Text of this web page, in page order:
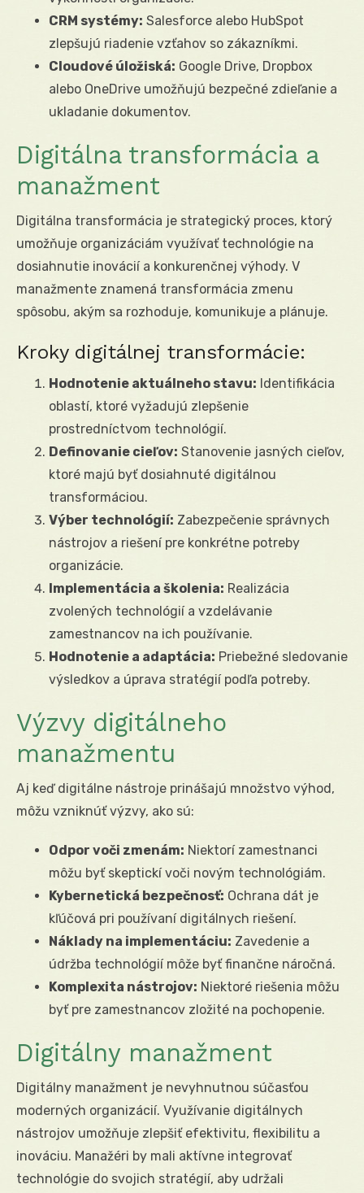
CRM systémy: Salesforce alebo HubSpot
zlepšujú riadenie vzťahov so zákazníkmi.
Cloudové úložiská: Google Drive, Dropbox
alebo OneDrive umožňujú bezpečné zdieľanie a
ukladanie dokumentov.
Digitálna transformácia a
manažment
Digitálna transformácia je strategický proces, ktorý
umožňuje organizáciám využívať technológie na
dosiahnutie inovácií a konkurenčnej výhody. V
manažmente znamená transformácia zmenu
spôsobu, akým sa rozhoduje, komunikuje a plánuje.
Kroky digitálnej transformácie:
Hodnotenie aktuálneho stavu: Identifikácia
oblastí, ktoré vyžadujú zlepšenie
prostredníctvom technológií.
Definovanie cieľov: Stanovenie jasných cieľov,
ktoré majú byť dosiahnuté digitálnou
transformáciou.
Výber technológií: Zabezpečenie správnych
nástrojov a riešení pre konkrétne potreby
organizácie.
Implementácia a školenia: Realizácia
zvolených technológií a vzdelávanie
zamestnancov na ich používanie.
Hodnotenie a adaptácia: Priebežné sledovanie
výsledkov a úprava stratégií podľa potreby.
Výzvy digitálneho
manažmentu
Aj keď digitálne nástroje prinášajú množstvo výhod,
môžu vzniknúť výzvy, ako sú:
Odpor voči zmenám: Niektorí zamestnanci
môžu byť skeptickí voči novým technológiám.
Kybernetická bezpečnosť: Ochrana dát je
kľúčová pri používaní digitálnych riešení.
Náklady na implementáciu: Zavedenie a
údržba technológií môže byť finančne náročná.
Komplexita nástrojov: Niektoré riešenia môžu
byť pre zamestnancov zložité na pochopenie.
Digitálny manažment
Digitálny manažment je nevyhnutnou súčasťou
moderných organizácií. Využívanie digitálnych
nástrojov umožňuje zlepšiť efektivitu, flexibilitu a
inováciu. Manažéri by mali aktívne integrovať
technológie do svojich stratégií, aby udržali